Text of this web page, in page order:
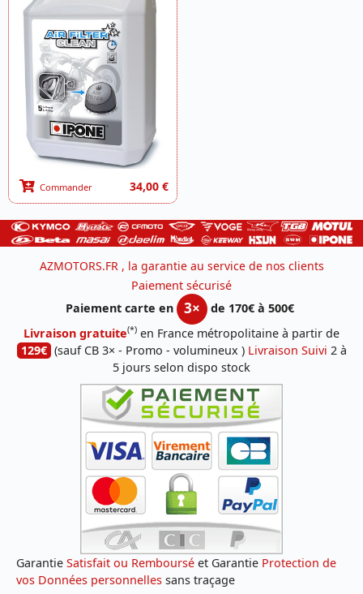
Commander 34,00 €
AZMOTORS.FR , la garantie au service de nos clients
Paiement sécurisé
Paiement carte en
3×
de 170€ à 500€
Livraison gratuite(*) en France métropolitaine à partir de
129€ (sauf CB 3× - Promo - volumineux ) Livraison Suivi 2 à
5 jours selon dispo stock
Garantie Satisfait ou Remboursé et Garantie Protection de
vos Données personnelles sans traçage